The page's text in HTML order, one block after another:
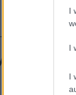
I
I
I
για